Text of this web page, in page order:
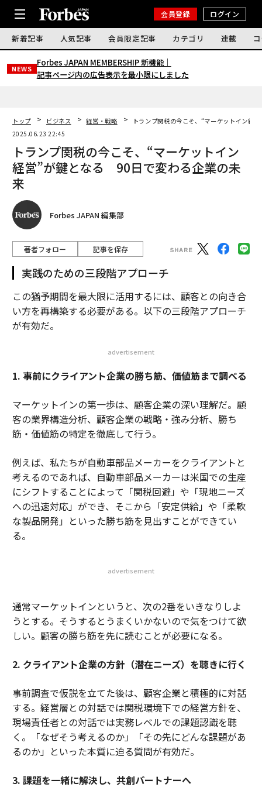
会員登録 ログイン
新着記事 人気記事 会員限定記事 カテゴリ 連載
NEWS
Forbes JAPAN MEMBERSHIP 新機能｜
記事ページ内の広告表示を最小限にしました
トップ ビジネス 経営・戦略
トランプ関税の今こそ、“マーケットイン経
2025.06.23 22:45
トランプ関税の今こそ、“マーケットイン
経営”が鍵となる 90日で変わる企業の未
来
Forbes JAPAN 編集部
著者フォロー 記事を保存
実践のための三段階アプローチ
この猶予期間を最大限に活用するには、顧客との向き合
い方を再構築する必要がある。以下の三段階アプローチ
が有効だ。
advertisement
1. 事前にクライアント企業の勝ち筋、価値筋まで調べる
マーケットインの第一歩は、顧客企業の深い理解だ。顧
客の業界構造分析、顧客企業の戦略・強み分析、勝ち
筋・価値筋の特定を徹底して行う。
例えば、私たちが自動車部品メーカーをクライアントと
考えるのであれば、自動車部品メーカーは米国での生産
にシフトすることによって「関税回避」や「現地ニーズ
への迅速対応」ができ、そこから「安定供給」や「柔軟
な製品開発」といった勝ち筋を見出すことができてい
る。
advertisement
通常マーケットインというと、次の2番をいきなりしよ
うとする。そうするとうまくいかないので気をつけて欲
しい。顧客の勝ち筋を先に読むことが必要になる。
2. クライアント企業の方針（潜在ニーズ）を聴きに行く
事前調査で仮説を立てた後は、顧客企業と積極的に対話
する。経営層との対話では関税環境下での経営方針を、
現場責任者との対話では実務レベルでの課題認識を聴
く。「なぜそう考えるのか」「その先にどんな課題があ
るのか」といった本質に迫る質問が有効だ。
3. 課題を一緒に解決し、共創パートナーへ